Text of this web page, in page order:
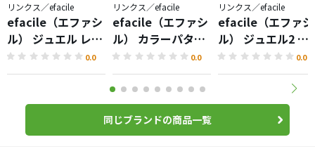
リンクス／efacile
efacile（エファシ
ル） ジュエル レデ
ィースセット
0.0
リンクス／efacile
efacile（エファシ
ル） カラーパター
ジュエル
0.0
リンクス／efacile
efacile（エファシ
ル） ジュエル2 パ
ター
0.0
同じブランドの商品一覧